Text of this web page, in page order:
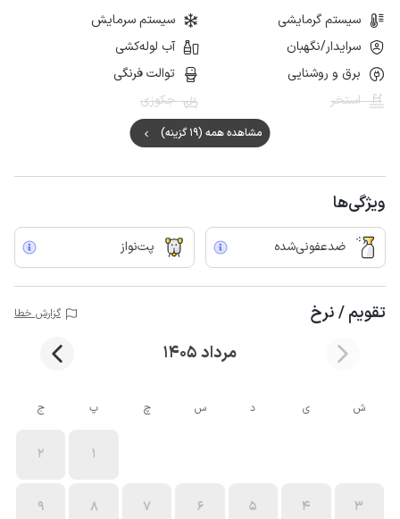
سیستم گرمایشی
سیستم سرمایش
سرایدار/نگهبان
آب لوله‌کشی
برق و روشنایی
توالت فرنگی
استخر
جکوزی
مشاهده همه (19 گزینه)
ویژگی‌ها
ضدعفونی‌شده پت‌نواز
تقویم / نرخ گزارش خطا
مرداد 1405
ش ی د س چ پ ج
1
2
3
4
5
6
7
8
9